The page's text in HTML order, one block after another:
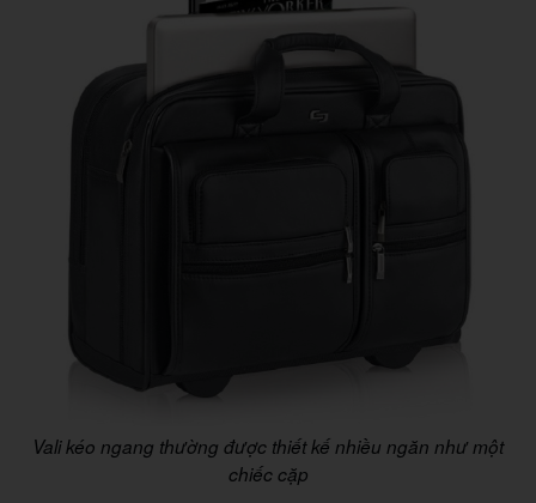
Vali kéo ngang thường được thiết kế nhiều ngăn như một
chiếc cặp